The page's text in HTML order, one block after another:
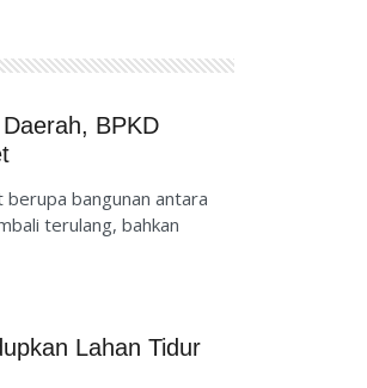
BPKD
berupa bangunan antara
terulang, bahkan
Lahan Tidur